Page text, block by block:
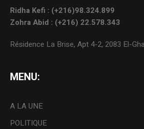
Ridha Kefi : (+216)98.324.899
Zohra Abid : (+216) 22.578.343
Résidence La Brise, Apt 4-2, 2083 El-
MENU:
A LA UNE
POLITIQUE